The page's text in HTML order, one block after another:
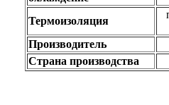
Термоизоляция
Производитель
Страна производства